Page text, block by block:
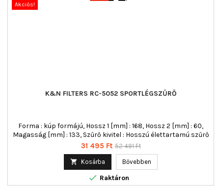
Akciós!
K&N FILTERS RC-5052 SPORTLÉGSZŰRŐ
Forma : kúp formájú, Hossz 1 [mm] : 168, Hossz 2 [mm] : 60,
Magasság [mm] : 133, Szűrő kivitel : Hosszú élettartamú szűrő
Ár
31 495 Ft Normál
52 491 Ft
 Kosárba Bővebben
 Raktáron